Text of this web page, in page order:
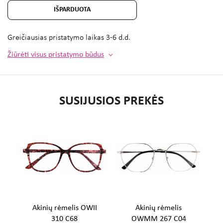
IŠPARDUOTA
Greičiausias pristatymo laikas 3-6 d.d.
Žiūrėti visus pristatymo būdus
SUSIJUSIOS PREKĖS
Akinių rėmelis OWII
310 C68
Akinių rėmelis
OWMM 267 C04